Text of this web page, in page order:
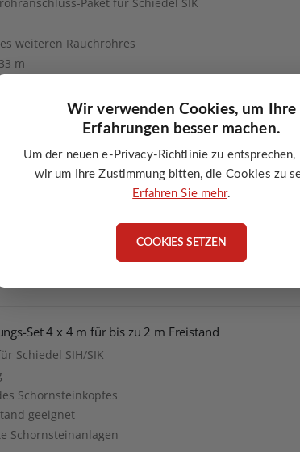
Wir verwenden Cookies, um Ihre
Erfahrungen besser machen.
Um der neuen e-Privacy-Richtlinie zu entsprechen,
wir um Ihre Zustimmung bitten, die Cookies zu
Erfahren Sie mehr.
COOKIES SETZEN
weiteren Rauchrohres
m
bestehender Anlagen
Paket Ø200
Paket für Schiedel SIK
m
Set 4 x 4 m für bis zu 2 m Freistand
Schiedel SIH/SIK
Schornsteinkopfes
geeignet
Schornsteinanlagen